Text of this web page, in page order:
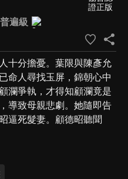
普遍級
十分擔憂。葉限與陳彥允
命人尋找玉屏，錦朝心中
瀾爭執，才得知顧瀾竟是
導致母親悲劇。她隨即告
逼死髮妻。顧德昭聽聞